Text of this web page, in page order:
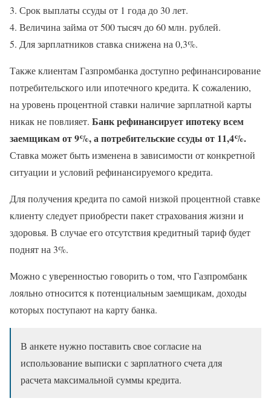
Срок выплаты ссуды от 1 года до 30 лет.
Величина займа от 500 тысяч до 60 млн. рублей.
Для зарплатников ставка снижена на 0,3%.
Также клиентам Газпромбанка доступно рефинансирование
потребительского или ипотечного кредита. К сожалению,
на уровень процентной ставки наличие зарплатной карты
никак не повлияет. Банк рефинансирует ипотеку всем
заемщикам от 9%, а потребительские ссуды от 11,4%.
Ставка может быть изменена в зависимости от конкретной
ситуации и условий рефинансируемого кредита.
Для получения кредита по самой низкой процентной ставке
клиенту следует приобрести пакет страхования жизни и
здоровья. В случае его отсутствия кредитный тариф будет
поднят на 3%.
Можно с уверенностью говорить о том, что Газпромбанк
лояльно относится к потенциальным заемщикам, доходы
которых поступают на карту банка.
В анкете нужно поставить свое согласие на
использование выписки с зарплатного счета для
расчета максимальной суммы кредита.